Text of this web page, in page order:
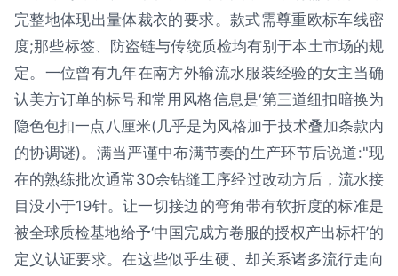
完整地体现出量体裁衣的要求。款式需尊重欧标车线密
度;那些标签、防盗链与传统质检均有别于本土市场的规
定。一位曾有九年在南方外输流水服装经验的女主当确
认美方订单的标号和常用风格信息是‘第三道纽扣暗换为
隐色包扣一点八厘米(几乎是为风格加于技术叠加条款内
的协调谜)。满当严谨中布满节奏的生产环节后说道:"现
在的熟练批次通常30余钻缝工序经过改动方后，流水接
目没小于19针。让一切接边的弯角带有软折度的标准是
被全球质检基地给予‘中国完成方卷服的授权产出标杆’的
定义认证要求。在这些似乎生硬、却关系诸多流行走向